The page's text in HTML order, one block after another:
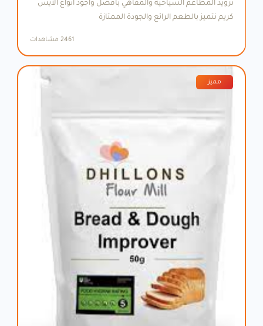
تزويد المطاعم السياحية والمقاهي بافضل واجود انواع الايس
كريم نتميز بالطعم الرائع والجودة الممتازة
2461 مشاهدات
مميز